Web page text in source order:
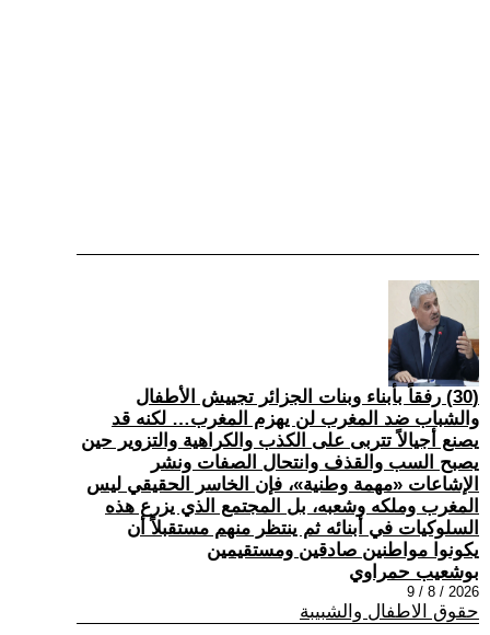
(30) رفقاً بأبناء وبنات الجزائر تجييش الأطفال
والشباب ضد المغرب لن يهزم المغرب… لكنه قد
يصنع أجيالاً تتربى على الكذب والكراهية والتزوير حين
يصبح السب والقذف وانتحال الصفات ونشر
الإشاعات «مهمة وطنية»، فإن الخاسر الحقيقي ليس
المغرب وملكه وشعبه، بل المجتمع الذي يزرع هذه
السلوكيات في أبنائه ثم ينتظر منهم مستقبلاً أن
يكونوا مواطنين صادقين ومستقيمين
بوشعيب حمراوي
2026 / 8 / 9
حقوق الاطفال والشبيبة